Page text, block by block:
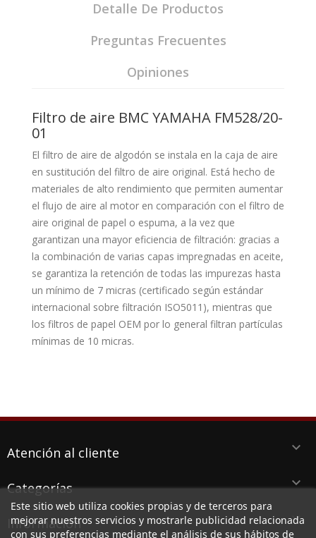
Detalle De Productos
Preguntas Frecuentes
Opiniones
Filtro de aire BMC YAMAHA FM528/20-
01
El filtro de aire de algodón se instala en la caja de aire
en sustitución del filtro de aire original. Está hecho de
materiales de alto rendimiento que permiten aumentar
el flujo de aire al motor en comparación con el filtro de
aire original de papel o espuma, a la vez que
garantizan una mayor eficiencia de filtración: gracias a
la combinación de varias capas impregnadas en aceite,
se garantiza la retención de todas las impurezas hasta
un mínimo de 7 micras (certificado según estándar
internacional sobre filtración ISO5011), mientras que
los filtros de papel OEM por lo general filtran partículas
mínimas de 10 micras.
Atención al cliente keyboard_arrow_down
Categorías keyboard_arrow_down
Información keyboard_arrow_down
Este sitio web utiliza cookies propias y de terceros para
mejorar nuestros servicios y mostrarle publicidad relacionada
con sus preferencias mediante el análisis de sus hábitos de